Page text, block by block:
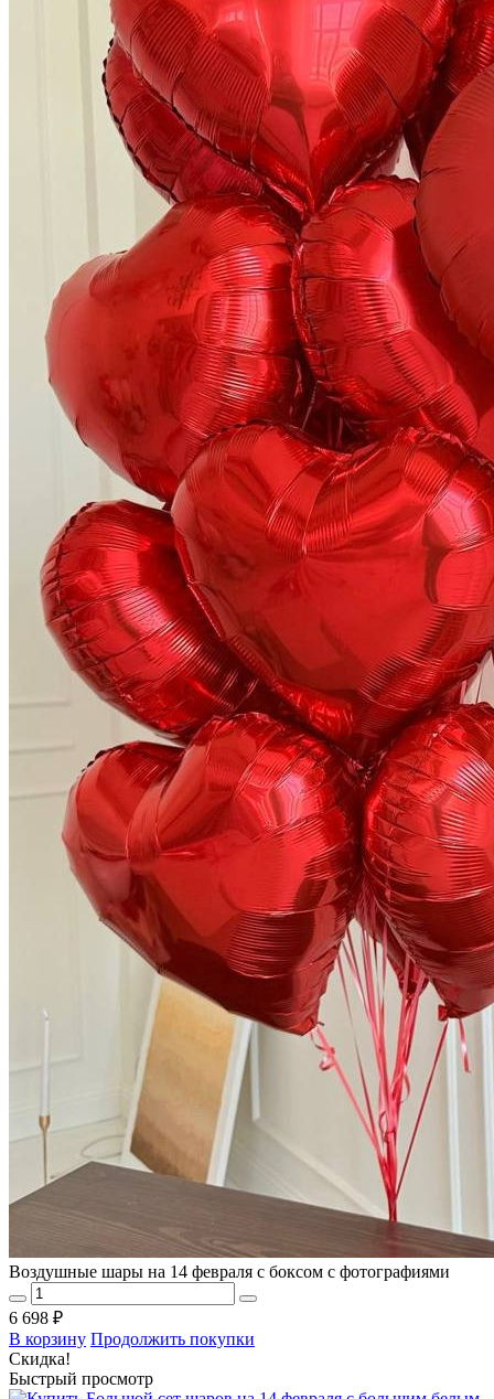
Воздушные шары на 14 февраля с боксом с фотографиями
6 698 ₽
В корзину Продолжить покупки
Скидка!
Быстрый просмотр